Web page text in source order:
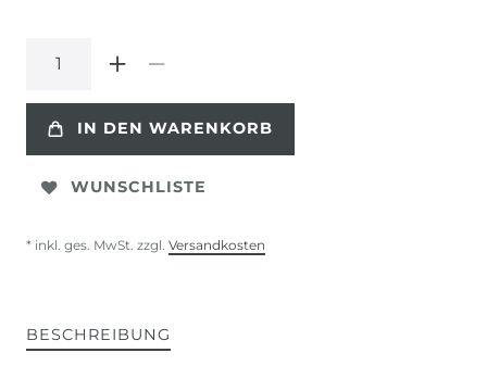
IN DEN WARENKORB
WUNSCHLISTE
* inkl. ges. MwSt. zzgl. Versandkosten
BESCHREIBUNG